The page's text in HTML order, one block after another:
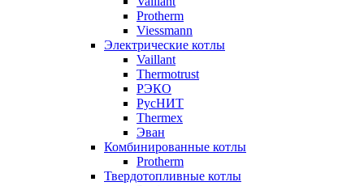
Protherm
Viessmann
Электрические котлы
Vaillant
Thermotrust
РЭКО
РусНИТ
Thermex
Эван
Комбинированные котлы
Protherm
Твердотопливные котлы